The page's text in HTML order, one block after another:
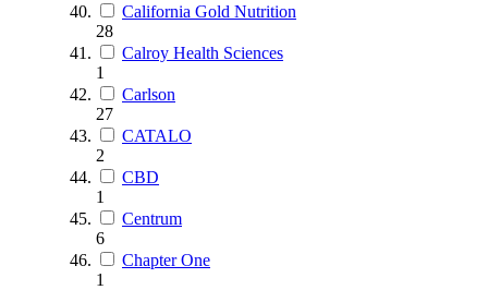
California Gold Nutrition
28
Calroy Health Sciences
1
Carlson
27
CATALO
2
CBD
1
Centrum
6
Chapter One
1